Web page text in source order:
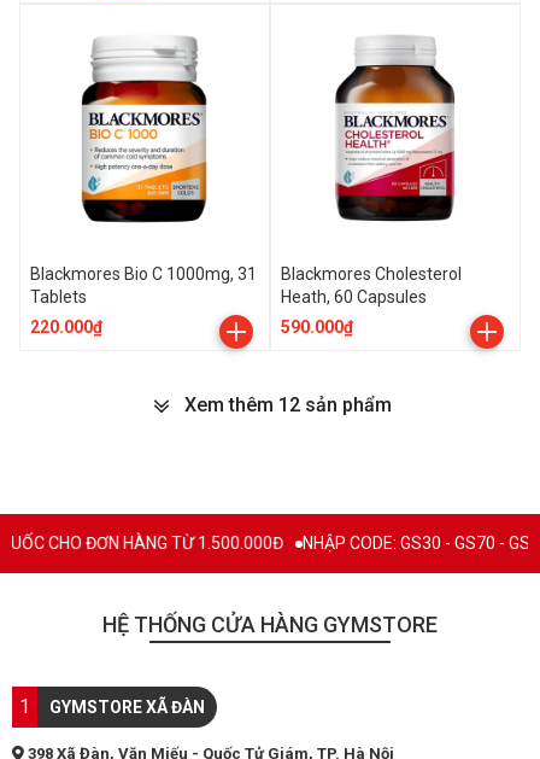
Blackmores Bio C 1000mg, 31
Tablets
220.000₫
Blackmores Cholesterol
Heath, 60 Capsules
590.000₫
Xem thêm 12 sản phẩm
ĐƠN HÀNG TỪ 1.500.000Đ NHẬP CODE: GS30 - GS70 - GS100
HỆ THỐNG CỬA HÀNG GYMSTORE
1 GYMSTORE XÃ ĐÀN
398 Xã Đàn, Văn Miếu - Quốc Tử Giám, TP. Hà Nội